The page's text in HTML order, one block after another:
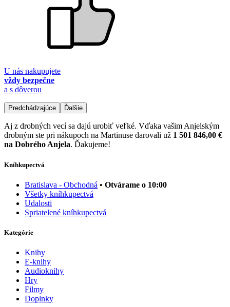
U nás nakupujete
vždy bezpečne
a s dôverou
Predchádzajúce Ďalšie
Aj z drobných vecí sa dajú urobiť veľké. Vďaka vašim Anjelským
drobným ste pri nákupoch na Martinuse darovali už 1 501 846,00 €
na Dobrého Anjela. Ďakujeme!
Kníhkupectvá
Bratislava - Obchodná • Otvárame o 10:00
Všetky kníhkupectvá
Udalosti
Spriatelené kníhkupectvá
Kategórie
Knihy
E-knihy
Audioknihy
Hry
Filmy
Doplnky